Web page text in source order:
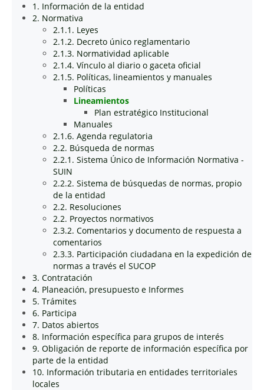
1. Información de la entidad
2. Normativa
2.1.1. Leyes
2.1.2. Decreto único reglamentario
2.1.3. Normatividad aplicable
2.1.4. Vínculo al diario o gaceta oficial
2.1.5. Políticas, lineamientos y manuales
Políticas
Lineamientos
Plan estratégico Institucional
Manuales
2.1.6. Agenda regulatoria
2.2. Búsqueda de normas
2.2.1. Sistema Único de Información Normativa -
SUIN
2.2.2. Sistema de búsquedas de normas, propio
de la entidad
2.2. Resoluciones
2.2. Proyectos normativos
2.3.2. Comentarios y documento de respuesta a
comentarios
2.3.3. Participación ciudadana en la expedición de
normas a través el SUCOP
3. Contratación
4. Planeación, presupuesto e Informes
5. Trámites
6. Participa
7. Datos abiertos
8. Información específica para grupos de interés
9. Obligación de reporte de información específica por
parte de la entidad
10. Información tributaria en entidades territoriales
locales